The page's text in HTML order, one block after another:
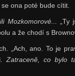
ona poté bude cítit.
Mozkomorové...
a že chodí s
„Ach, ano. To je
Zatraceně, co bylo